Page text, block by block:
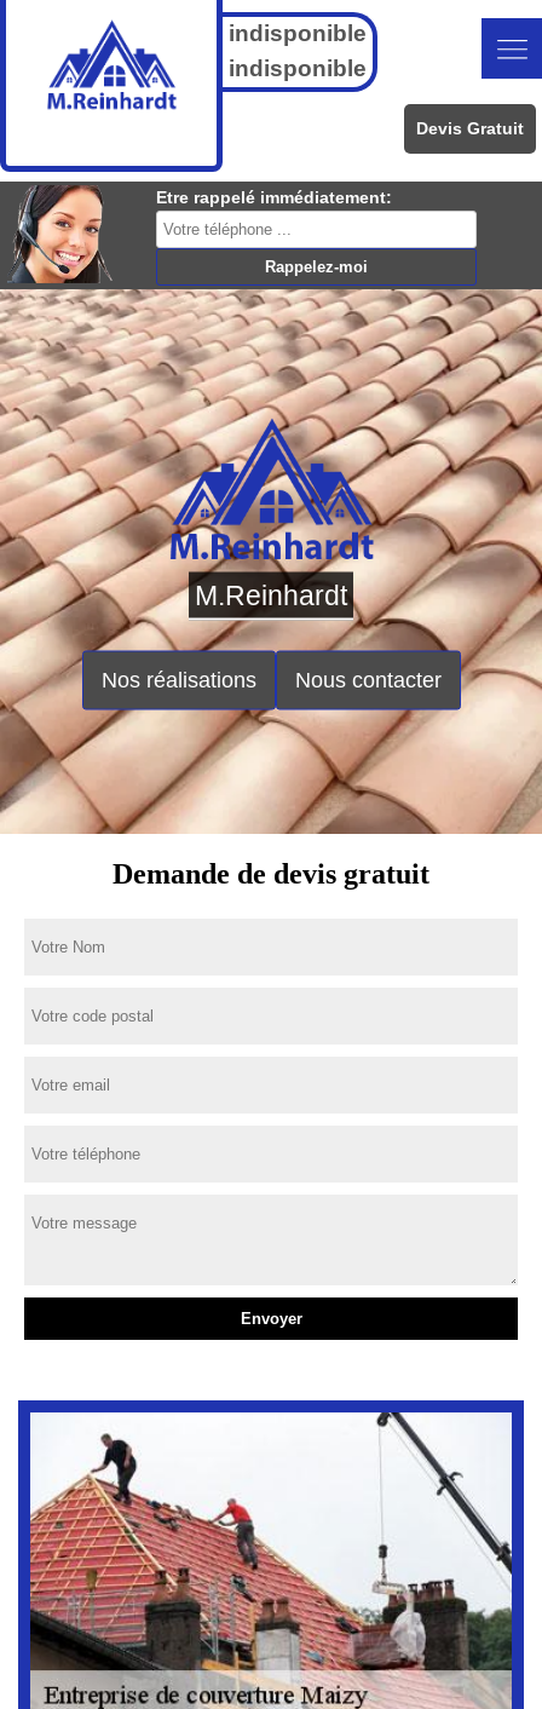
indisponible
indisponible
Devis Gratuit
Etre rappelé immédiatement:
M.Reinhardt
Nos réalisations Nous contacter
Demande de devis gratuit